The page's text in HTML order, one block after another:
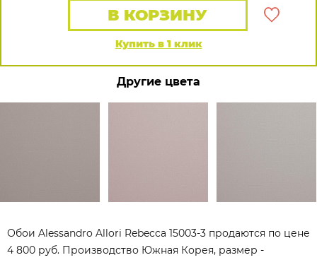
Купить в 1 клик
В КОРЗИНУ
Другие цвета
Обои Alessandro Allori Rebecca 15003-3 продаются по цене
4 800 руб. Производство Южная Корея, размер -